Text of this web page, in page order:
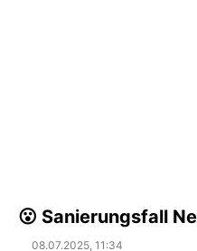
😮 Sanierungsfall
Posted
08.07.2025, 11:34